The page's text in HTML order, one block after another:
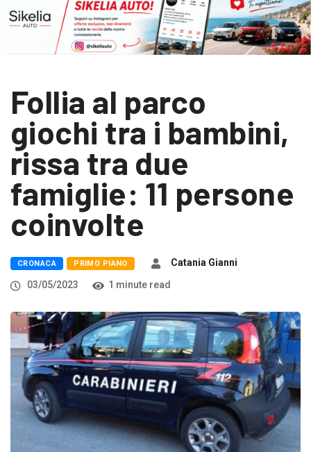
Follia al parco
giochi tra i bambini,
rissa tra due
famiglie: 11 persone
coinvolte
CRONACA PRIMO PIANO
Catania Gianni
03/05/2023
1 minute read